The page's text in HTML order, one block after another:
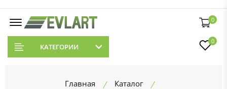
0
КАТЕГОРИИ
0
Главная
Каталог